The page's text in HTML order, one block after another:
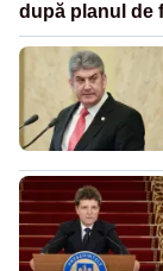
după planul de